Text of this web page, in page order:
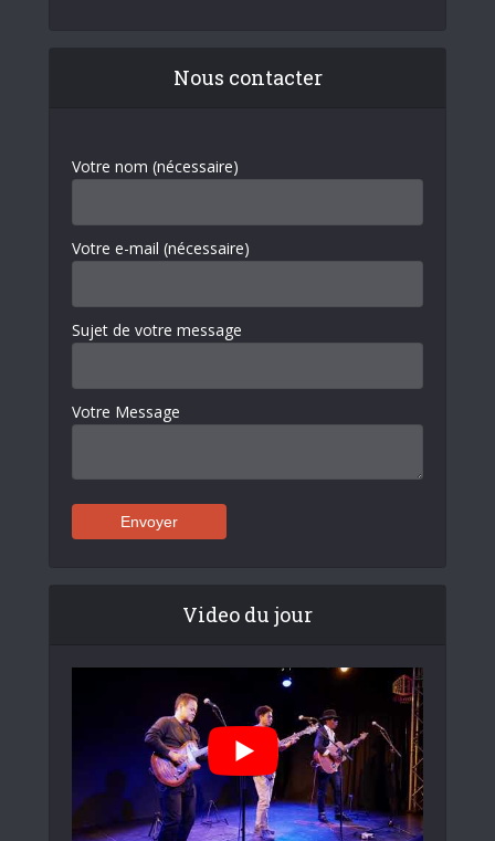
Nous contacter
Votre nom (nécessaire)
Votre e-mail (nécessaire)
Sujet de votre message
Votre Message
Video du jour